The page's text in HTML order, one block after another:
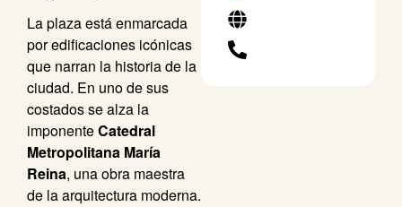
La plaza está enmarcada
por edificaciones icónicas
que narran la historia de la
ciudad. En uno de sus
costados se alza la
imponenteCatedral
Metropolitana María
Reina, una obra maestra
de la arquitectura moderna.